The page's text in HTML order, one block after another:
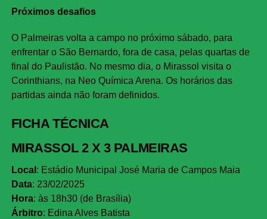
Próximos desafios
O Palmeiras volta a campo no próximo sábado, para
enfrentar o São Bernardo, fora de casa, pelas quartas de
final do Paulistão. No mesmo dia, o Mirassol visita o
Corinthians, na Neo Química Arena. Os horários das
partidas ainda não foram definidos.
FICHA TÉCNICA
MIRASSOL 2 X 3 PALMEIRAS
Local : Estádio Municipal José Maria de Campos Maia
Data: 23/02/2025
Hora: às 18h30 (de Brasília)
Árbitro: Edina Alves Batista